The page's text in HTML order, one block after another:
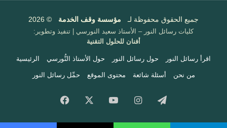
جميع الحقوق محفوظة لـ مؤسسة وقف الخدمة © 2026
كليات رسائل النور – الأستاذ سعيد النورسي | تنفيذ وتطوير:
أفنان للحلول التقنية
الرئيسية حول الأستاذ النُّورسي حول رسائل النور
اقرأ رسائل النور
حمِّل رسائل النور
محتوى الموقع أسئلة شائعة من نحن
Facebook YouTubeInstagramTelegram